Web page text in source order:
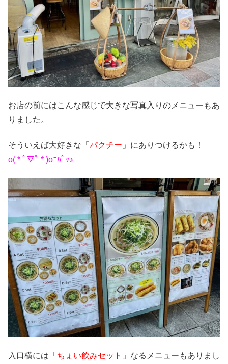
お店の前にはこんな感じで大きな写真入りのメニューもあ
りました。
そういえば大好きな「 パクチー 」にありつけるかも！
o( * ﾟ▽ﾟ * )oﾆﾊﾟｯ♪
入口横には「 ちょい飲みセット 」なるメニューもありまし